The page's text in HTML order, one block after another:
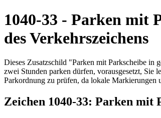
1040-33 - Parken mit
des Verkehrszeichens
Dieses Zusatzschild "Parken mit Parkscheibe in
zwei Stunden parken dürfen, vorausgesetzt, Sie
Parkordnung zu prüfen, da lokale Markierungen
Zeichen 1040-33: Parken